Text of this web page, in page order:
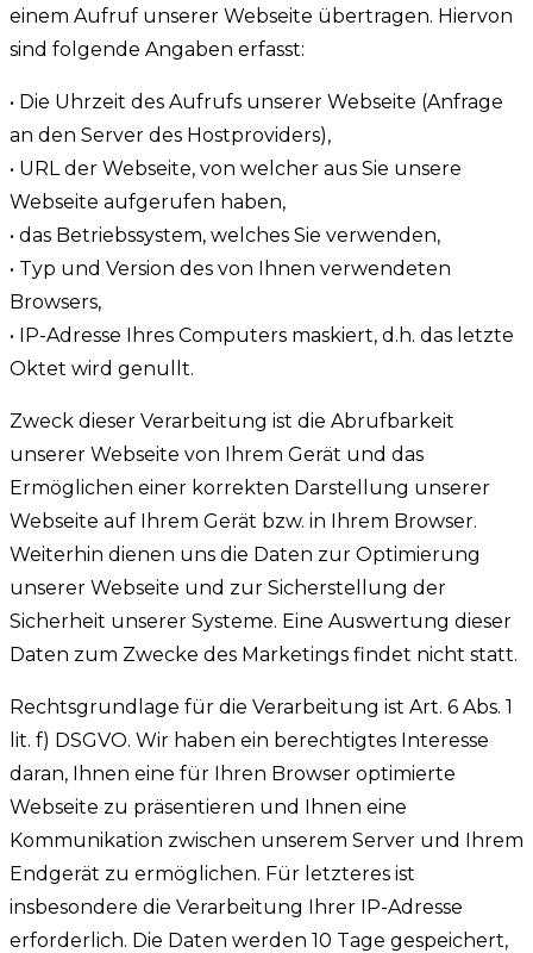
einem Aufruf unserer Webseite übertragen. Hiervon
sind folgende Angaben erfasst:
• Die Uhrzeit des Aufrufs unserer Webseite (Anfrage
an den Server des Hostproviders),
• URL der Webseite, von welcher aus Sie unsere
Webseite aufgerufen haben,
• das Betriebssystem, welches Sie verwenden,
• Typ und Version des von Ihnen verwendeten
Browsers,
• IP-Adresse Ihres Computers maskiert, d.h. das letzte
Oktet wird genullt.
Zweck dieser Verarbeitung ist die Abrufbarkeit
unserer Webseite von Ihrem Gerät und das
Ermöglichen einer korrekten Darstellung unserer
Webseite auf Ihrem Gerät bzw. in Ihrem Browser.
Weiterhin dienen uns die Daten zur Optimierung
unserer Webseite und zur Sicherstellung der
Sicherheit unserer Systeme. Eine Auswertung dieser
Daten zum Zwecke des Marketings findet nicht statt.
Rechtsgrundlage für die Verarbeitung ist Art. 6 Abs. 1
lit. f) DSGVO. Wir haben ein berechtigtes Interesse
daran, Ihnen eine für Ihren Browser optimierte
Webseite zu präsentieren und Ihnen eine
Kommunikation zwischen unserem Server und Ihrem
Endgerät zu ermöglichen. Für letzteres ist
insbesondere die Verarbeitung Ihrer IP-Adresse
erforderlich. Die Daten werden 10 Tage gespeichert,